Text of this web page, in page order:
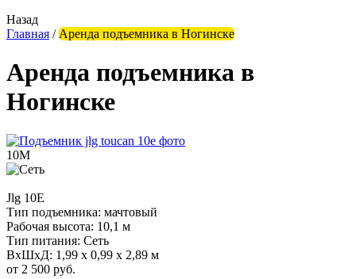
Назад
Главная / Аренда подъемника в Ногинске
Аренда подъемника в
Ногинске
10М
Jlg 10E
Тип подъемника: мачтовый
Рабочая высота: 10,1 м
Тип питания: Сеть
ВхШхД: 1,99 х 0,99 х 2,89 м
от 2 500 руб.